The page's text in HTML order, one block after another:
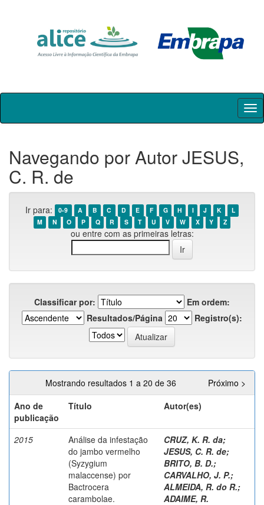
Skip
Navegando por Autor JESUS,
C. R. de
Ir para: 0-9 A B C D E F G H I J K
L
M
N O P Q R S T U V W X Y Z
ou entre com as primeiras letras:
Classificar por:
Em ordem:
Resultados/Página
Registro(s):
Mostrando resultados 1 a 20 de 36
Próximo >
Ano de
publicação
Título Autor(es)
2015
Análise da infestação
do jambo vermelho
(Syzygium
malaccense) por
Bactrocera
carambolae.
CRUZ, K. R. da;
JESUS, C. R. de;
BRITO, B. D.;
CARVALHO, J. P.;
ALMEIDA, R. do R.;
ADAIME, R.